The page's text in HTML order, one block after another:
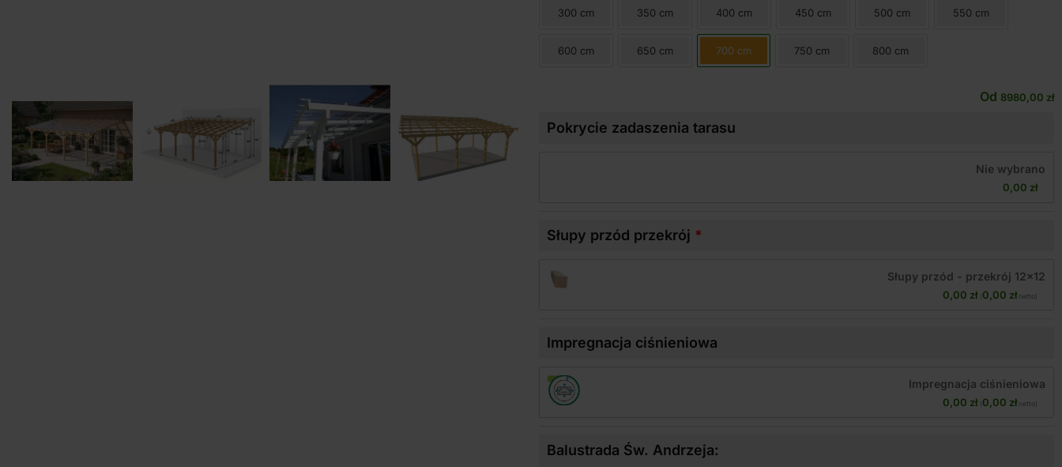
300 cm 350 cm 400 cm 450 cm 500 cm 550 cm
600 cm 650 cm 700 cm 750 cm 800 cm
Od 8980,00 zł
Pokrycie zadaszenia tarasu
Nie wybrano
0,00 zł
Słupy przód przekrój
Słupy przód - przekrój 12x12
0,00 zł ( 0,00 zł netto)
Impregnacja ciśnieniowa
Impregnacja ciśnieniowa
0,00 zł ( 0,00 zł netto)
Balustrada Św. Andrzeja: